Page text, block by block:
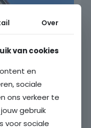
76
Over
van cookies
en
sociale
ons verkeer te
gebruik
voor sociale